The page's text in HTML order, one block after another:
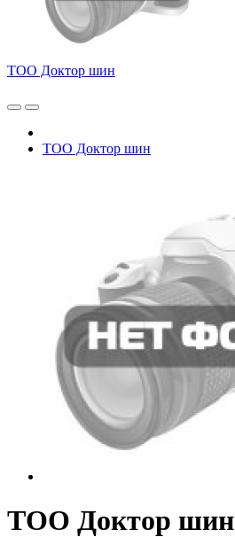
ТОО Доктор шин
ТОО Доктор шин
ТОО Доктор шин